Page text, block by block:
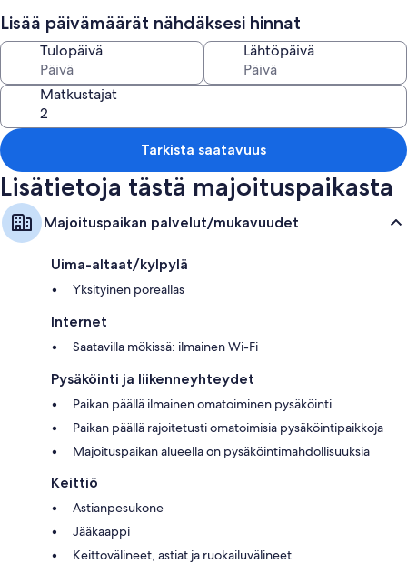
Kaikki huoneet on yksilöllisesti kalustetun, ja niissä on käytettävissä
sellaisia mukavuuksia kuten yksityiset porealtaat sekä ilmainen Wi-Fi.
Muihin palveluihin/mukavuuksiin lukeutuvat:
3 kylpyhuonetta, joista löytyy suihkut
Vaatekaapit/komerot, keittiöt ja jääkaapit
Lisää päivämäärät nähdäksesi hinnat
Tulopäivä Lähtöpäivä
Matkustajat
Tarkista saatavuus
Lisätietoja tästä majoituspaikasta
Majoituspaikan palvelut/mukavuudet
Uima-altaat/kylpylä
Yksityinen poreallas
Internet
Saatavilla mökissä: ilmainen Wi-Fi
Pysäköinti ja liikenneyhteydet
Paikan päällä ilmainen omatoiminen pysäköinti
Paikan päällä rajoitetusti omatoimisia pysäköintipaikkoja
Majoituspaikan alueella on pysäköintimahdollisuuksia
Keittiö
Astianpesukone
Jääkaappi
Keittovälineet, astiat ja ruokailuvälineet